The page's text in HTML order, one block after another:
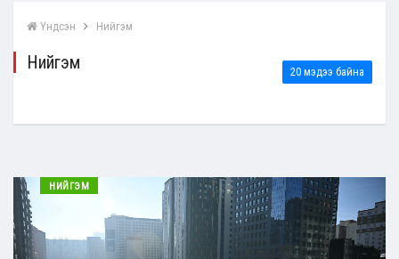
Үндсэн Нийгэм
Нийгэм 20 мэдээ байна
НИЙГЭМ